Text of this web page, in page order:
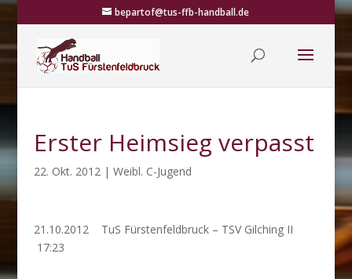
bepartof@tus-ffb-handball.de
Erster Heimsieg verpasst
22. Okt. 2012| Weibl. C-Jugend
21.10.2012 TuS Fürstenfeldbruck – TSV Gilching II
17:23